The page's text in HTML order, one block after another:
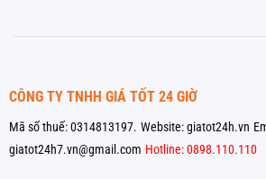
CÔNG TY TNHH GIÁ TỐT 24 GIỜ
Mã số thuế: 0314813197. Website: giatot24h.vn
giatot24h7.vn@gmail.com Hotline: 0898.110.110